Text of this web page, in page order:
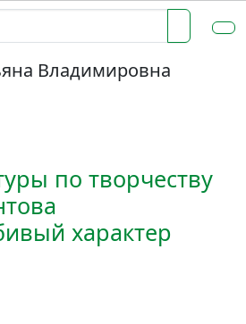
Владимировна
по творчеству
характер